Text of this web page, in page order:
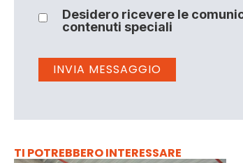
Desidero ricevere le
contenuti speciali
TI POTREBBERO INTERESSARE